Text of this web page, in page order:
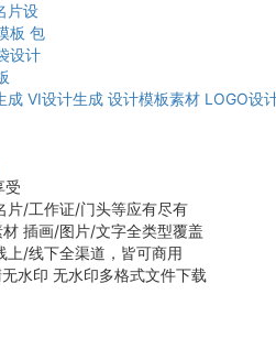
片设
板 包
设计
成 VI设计生成 设计模板素材 LOGO设
受
片/工作证/门头等应有尽有
材 插画/图片/文字全类型覆盖
上/线下全渠道，皆可商用
水印 无水印多格式文件下载